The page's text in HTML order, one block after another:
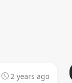
2 years ago